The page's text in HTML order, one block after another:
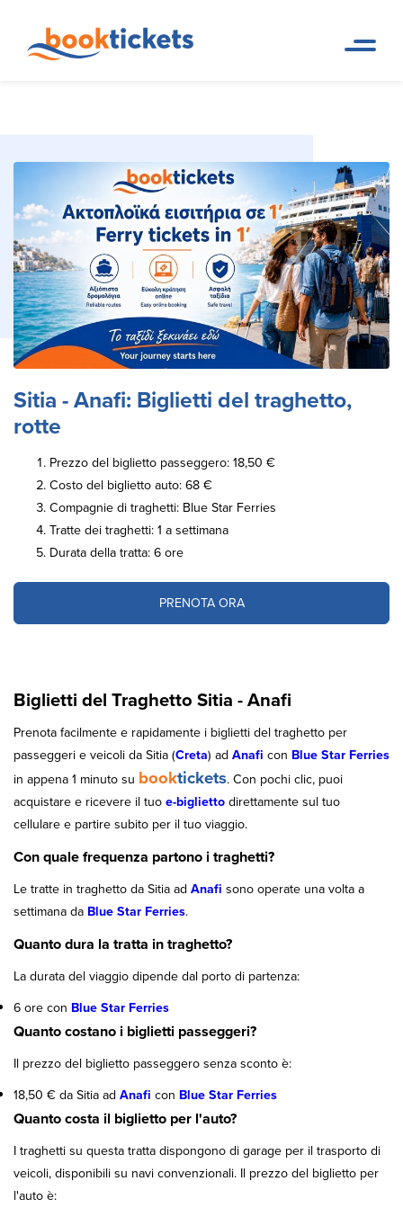
traghetti e biglietti
Sitia - Anafi: Biglietti del traghetto,
rotte
Prezzo del biglietto passeggero: 18,50 €
Costo del biglietto auto: 68 €
Compagnie di traghetti: Blue Star Ferries
Tratte dei traghetti: 1 a settimana
Durata della tratta: 6 ore
PRENOTA ORA
Biglietti del Traghetto Sitia - Anafi
Prenota facilmente e rapidamente i biglietti del traghetto per
passeggeri e veicoli da Sitia (Creta) ad Anafi con Blue Star Ferries
in appena 1 minuto su booktickets. Con pochi clic, puoi
acquistare e ricevere il tuo e-biglietto direttamente sul tuo
cellulare e partire subito per il tuo viaggio.
Con quale frequenza partono i traghetti?
Le tratte in traghetto da Sitia ad Anafi sono operate una volta a
settimana da Blue Star Ferries.
Quanto dura la tratta in traghetto?
La durata del viaggio dipende dal porto di partenza:
6 ore con Blue Star Ferries
Quanto costano i biglietti passeggeri?
Il prezzo del biglietto passeggero senza sconto è:
18,50 € da Sitia ad Anafi con Blue Star Ferries
Quanto costa il biglietto per l'auto?
I traghetti su questa tratta dispongono di garage per il trasporto di
veicoli, disponibili su navi convenzionali. Il prezzo del biglietto per
l'auto è: